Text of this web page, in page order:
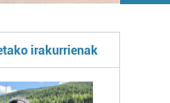
irakurrienak